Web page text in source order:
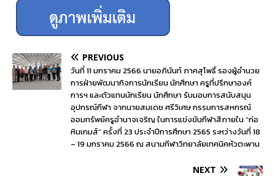
PREVIOUS
วันที่ 11 มกราคม 2566 นายอภินันท์ ภาคสุโพธิ์ รองผู้อำนวย
การฝ่ายพัฒนากิจการนักเรียน นักศึกษา ครูที่ปรึกษาองค์
การฯ และตัวแทนนักเรียน นักศึกษา รับมอบการสนับสนุน
อุปกรณ์กีฬา จากนายสมเดช ศรีวิเศษ กรรมการสหกรณ์
ออมทรัพย์ครูอำนาจเจริญ ในการแข่งขันกีฬาสีภายใน “ก่อ
หินเกมส์” ครั้งที่ 23 ประจำปีการศึกษา 2565 ระหว่างวันที่ 18
– 19 มกราคม 2566 ณ สนามกีฬาวิทยาลัยเทคนิคหัวตะพาน
NEXT